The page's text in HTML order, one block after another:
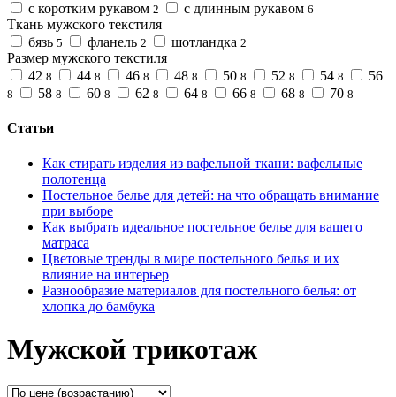
с коротким рукавом 2 с длинным рукавом 6
Ткань мужского текстиля
бязь 5 фланель 2 шотландка 2
Размер мужского текстиля
42 8 44 8 46 8 48 8 50 8 52 8 54 8 56
8 58 8 60 8 62 8 64 8 66 8 68 8 70 8
Статьи
Как стирать изделия из вафельной ткани: вафельные
полотенца
Постельное белье для детей: на что обращать внимание
при выборе
Как выбрать идеальное постельное белье для вашего
матраса
Цветовые тренды в мире постельного белья и их
влияние на интерьер
Разнообразие материалов для постельного белья: от
хлопка до бамбука
Мужской трикотаж